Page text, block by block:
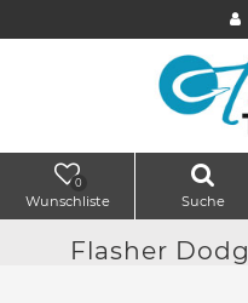
0
Wunschliste Suche
Flasher